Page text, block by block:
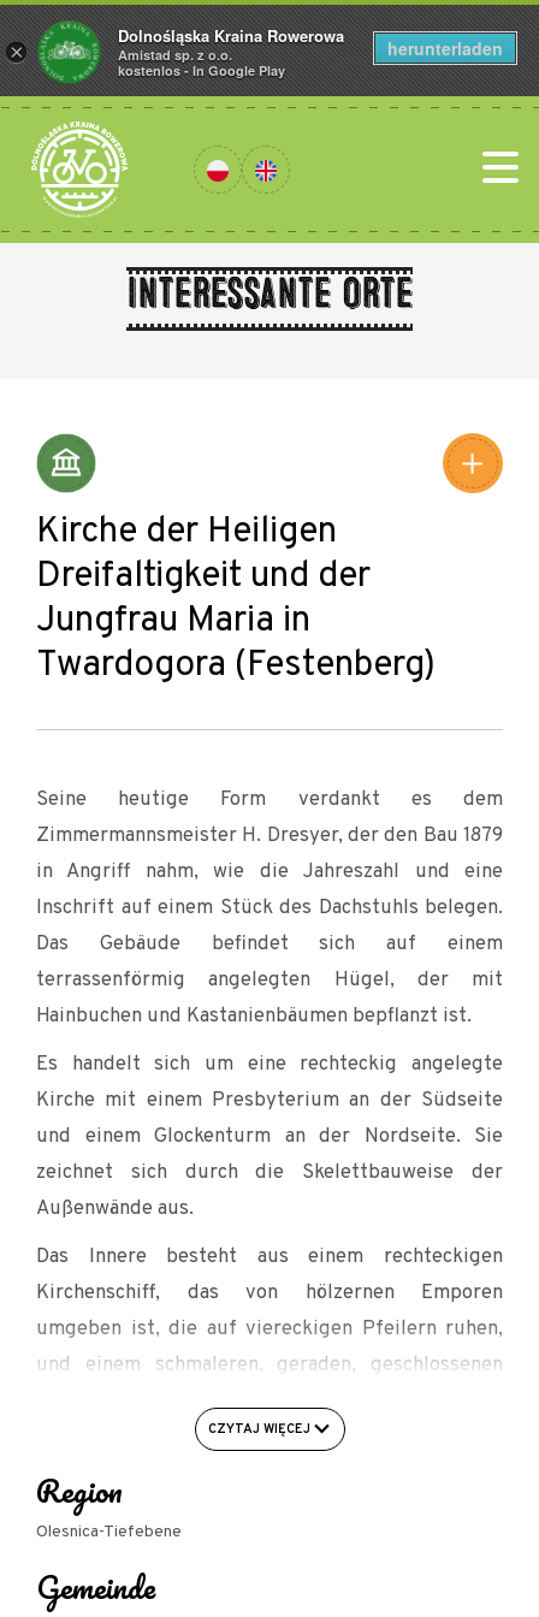
Interessante Orte
Kirche der Heiligen
Dreifaltigkeit und der
Jungfrau Maria in
Twardogora (Festenberg)
Seine heutige Form verdankt es dem
Zimmermannsmeister H. Dresyer, der den Bau 1879
in Angriff nahm, wie die Jahreszahl und eine
Inschrift auf einem Stück des Dachstuhls belegen.
Das Gebäude befindet sich auf einem
terrassenförmig angelegten Hügel, der mit
Hainbuchen und Kastanienbäumen bepflanzt ist.
Es handelt sich um eine rechteckig angelegte
Kirche mit einem Presbyterium an der Südseite
und einem Glockenturm an der Nordseite. Sie
zeichnet sich durch die Skelettbauweise der
Außenwände aus.
Das Innere besteht aus einem rechteckigen
Kirchenschiff, das von hölzernen Emporen
umgeben ist, die auf viereckigen Pfeilern ruhen,
und einem schmaleren, geraden, geschlossenen
wurde zum Kirchenschiff hin mit einem
Regenbogenbogen geöffnet, über dem sich eine
Maskerade befindet.
originellen Beispielen der schlesischen
CZYTAJ WIĘCEJ
Region
Olesnica-Tiefebene
Gemeinde
×
Dolnośląska Kraina Rowerowa
Amistad sp. z o.o.
kostenlos - In Google Play
herunterladen